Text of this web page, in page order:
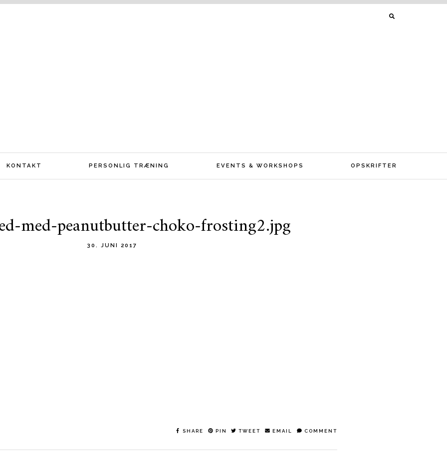
KONTAKT PERSONLIG TRÆNING EVENTS & WORKSHOPS OPSKRIFTER
med-peanutbutter-choko-frosting2.jpg
30. JUNI 2017
SHARE PIN TWEET EMAIL COMMENT